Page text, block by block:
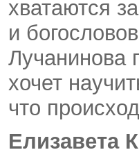
хватаются
и
Лучанинова
хочет
что
Елизавета